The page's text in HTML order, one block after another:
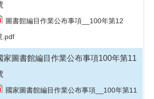
圖書館編目作業公布事項__100年第12
.pdf
家圖書館編目作業公布事項100年第11
國家圖書館編目作業公布事項__100年第11